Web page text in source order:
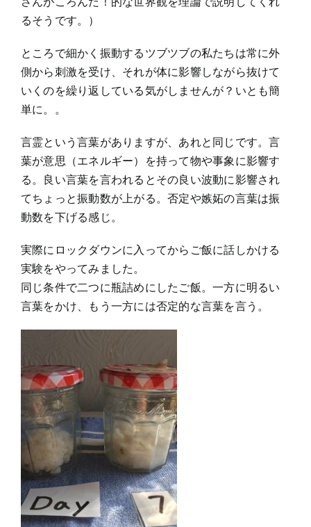
るそうです。）
ところで細かく振動するツブツブの私たちは常に外
側から刺激を受け、それが体に影響しながら抜けて
いくのを繰り返している気がしませんが？いとも簡
単に。。
言霊という言葉がありますが、あれと同じです。言
葉が意思（エネルギー）を持って物や事象に影響す
る。良い言葉を言われるとその良い波動に影響され
てちょっと振動数が上がる。否定や嫉妬の言葉は振
動数を下げる感じ。
実際にロックダウンに入ってからご飯に話しかける
実験をやってみました。
同じ条件で二つに瓶詰めにしたご飯。一方に明るい
言葉をかけ、もう一方には否定的な言葉を言う。